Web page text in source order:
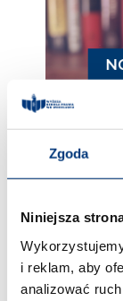
Zgoda
Niniejsza
i reklam, aby
analizować